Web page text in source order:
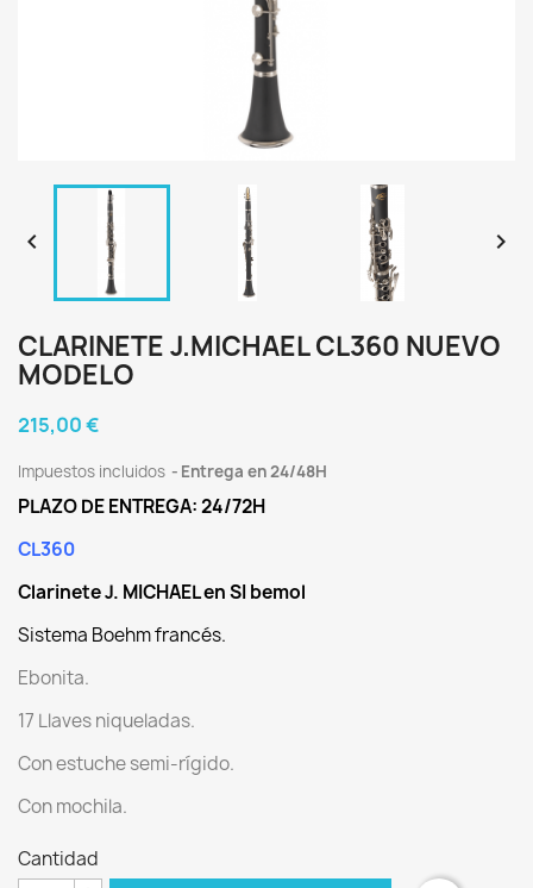
 
CLARINETE J.MICHAEL CL360 NUEVO
MODELO
215,00 €
Impuestos incluidos Entrega en 24/48H
PLAZO DE ENTREGA: 24/72H
CL360
Clarinete J. MICHAEL en SI bemol
Sistema Boehm francés.
Ebonita.
17 Llaves niqueladas.
Con estuche semi-rígido.
Con mochila.
Cantidad